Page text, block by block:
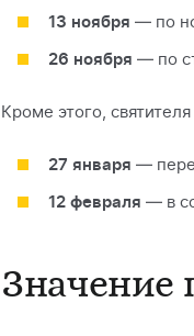
13 ноября — по
26 ноября — по
Кроме этого,
27 января —
12 февраля — в
Значение